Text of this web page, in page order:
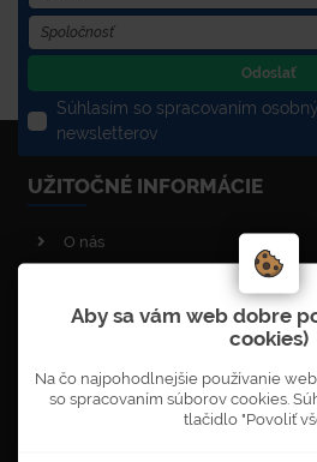
Odoslať
Súhlasím so spracovaním
newsletterov
UŽITOČNÉ INFORMÁCIE
O nás
Objednávka newsletterů
Obnova lesa
Enviromentálna politika
Aby sa vám web dobre
cookies)
Na čo najpohodlnejšie používanie
so spracovaním súborov cookies.
tlačidlo "Povoliť